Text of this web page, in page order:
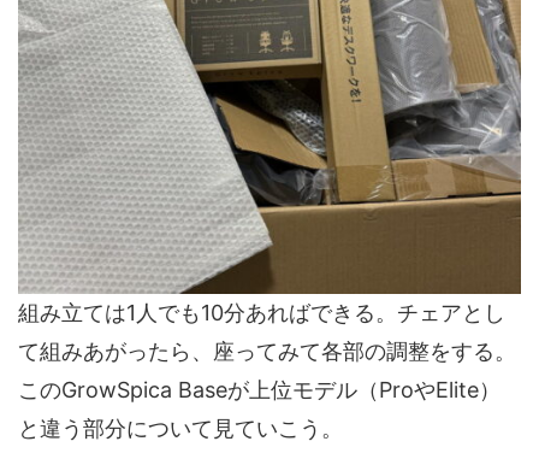
組み立ては1人でも10分あればできる。チェアとし
て組みあがったら、座ってみて各部の調整をする。
このGrowSpica Baseが上位モデル（ProやElite）
と違う部分について見ていこう。